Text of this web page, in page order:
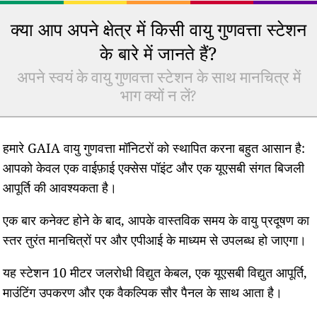
क्या आप अपने क्षेत्र में किसी वायु गुणवत्ता स्टेशन
के बारे में जानते हैं?
अपने स्वयं के वायु गुणवत्ता स्टेशन के साथ मानचित्र में
भाग क्यों न लें?
हमारे GAIA वायु गुणवत्ता मॉनिटरों को स्थापित करना बहुत आसान है:
आपको केवल एक वाईफ़ाई एक्सेस पॉइंट और एक यूएसबी संगत बिजली
आपूर्ति की आवश्यकता है।
एक बार कनेक्ट होने के बाद, आपके वास्तविक समय के वायु प्रदूषण का
स्तर तुरंत मानचित्रों पर और एपीआई के माध्यम से उपलब्ध हो जाएगा।
यह स्टेशन 10 मीटर जलरोधी विद्युत केबल, एक यूएसबी विद्युत आपूर्ति,
माउंटिंग उपकरण और एक वैकल्पिक सौर पैनल के साथ आता है।